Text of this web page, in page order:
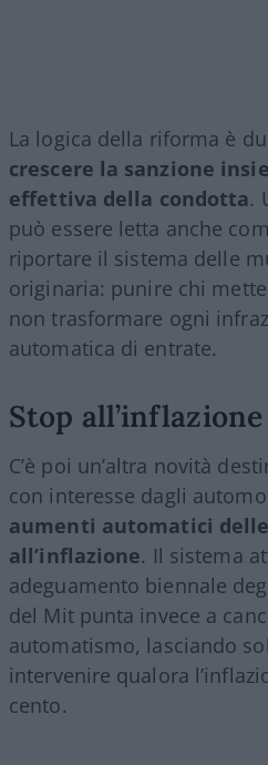
La logica della riforma è
crescere la sanzione
effettiva della condotta.
può essere letta anche
riportare il sistema delle
originaria: punire chi
non trasformare ogni
automatica di entrate.
Stop
C’è poi un’altra novità
con interesse dagli
aumenti automatici
all’inflazione. Il sistema
adeguamento biennale
del Mit punta invece a
automatismo, lasciando
intervenire qualora
cento.